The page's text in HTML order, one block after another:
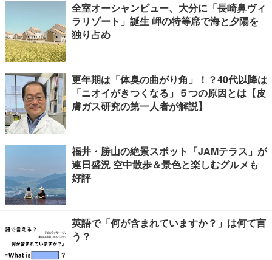
全室オーシャンビュー、大分に「長崎鼻ヴィ
ラリゾート」誕生 岬の特等席で海と夕陽を
独り占め
更年期は「体臭の曲がり角」！？40代以降は
「ニオイがきつくなる」５つの原因とは【皮
膚ガス研究の第一人者が解説】
福井・勝山の絶景スポット「JAMテラス」が
連日盛況 空中散歩＆景色と楽しむグルメも
好評
英語で「何が含まれていますか？」は何て言
う？